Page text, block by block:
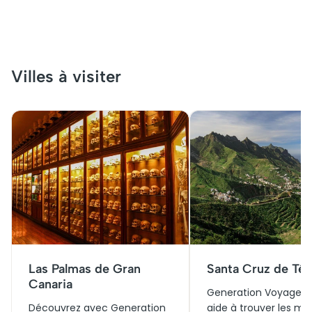
Villes à visiter
Las Palmas de Gran
Canaria
Découvrez avec Generation
Santa Cruz de
Generation Voyage
aide à trouver les